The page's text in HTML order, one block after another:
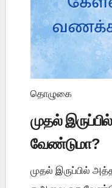
தொழுகை
முதல்
வேண்டுமா?
முதல் இருப்பில்